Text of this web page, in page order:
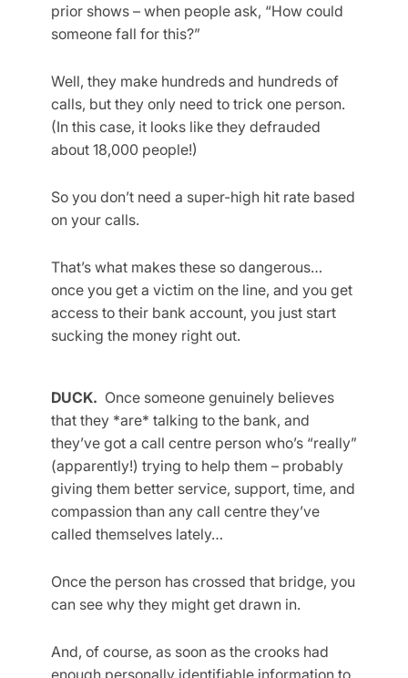
prior shows – when people ask, “How could
someone fall for this?”
Well, they make hundreds and hundreds of
calls, but they only need to trick one person.
(In this case, it looks like they defrauded
about 18,000 people!)
So you don’t need a super-high hit rate based
on your calls.
That’s what makes these so dangerous…
once you get a victim on the line, and you get
access to their bank account, you just start
sucking the money right out.
DUCK. Once someone genuinely believes
that they *are* talking to the bank, and
they’ve got a call centre person who’s “really”
(apparently!) trying to help them – probably
giving them better service, support, time, and
compassion than any call centre they’ve
called themselves lately…
Once the person has crossed that bridge, you
can see why they might get drawn in.
And, of course, as soon as the crooks had
enough personally identifiable information to